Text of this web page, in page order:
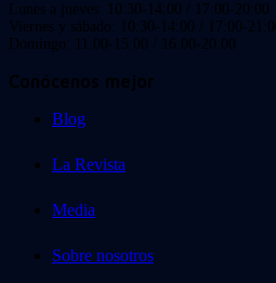
Lunes a jueves: 10:30-14:00 / 17:00-20:00
Viernes y sábado: 10:30-14:00 / 17:00-21:00
Domingo: 11:00-15:00 / 16:00-20:00
Conócenos mejor
Blog
La Revista
Media
Sobre nosotros